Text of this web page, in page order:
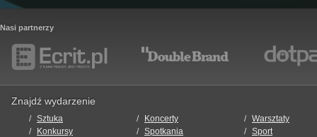
Nasi partnerzy
Znajdź wydarzenie
Sztuka Koncerty
Warsztaty
Konkursy
Spotkania
Sport